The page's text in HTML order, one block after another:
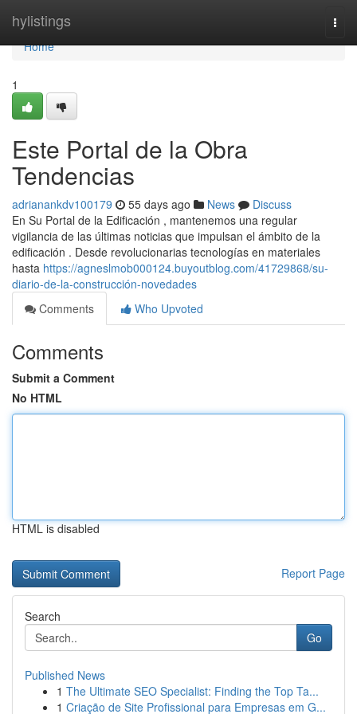
hylistings
Home
Home
1
Este Portal de la Obra
Tendencias
adrianankdv100179 55 days ago News
Discuss
En Su Portal de la Edificación , mantenemos una regular
vigilancia de las últimas noticias que impulsan el ámbito de la
edificación . Desde revolucionarias tecnologías en materiales
hasta https://agneslmob000124.buyoutblog.com/41729868/su-
diario-de-la-construcción-novedades
Comments
Who Upvoted
Comments
Submit a Comment
No HTML
HTML is disabled
Report Page
Search
Go
Published News
1 The Ultimate SEO Specialist: Finding the Top Ta...
1 Criação de Site Profissional para Empresas em G...